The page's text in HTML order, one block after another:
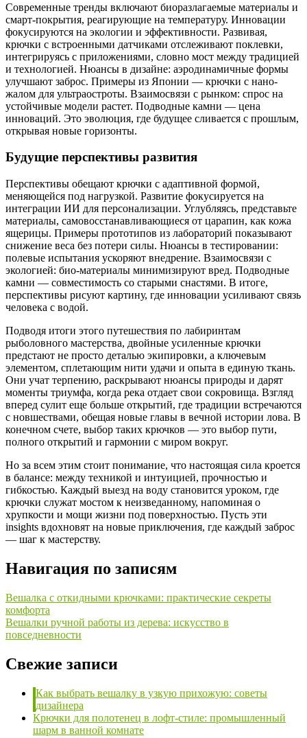
Современные тренды включают биоразлагаемые материалы и
смарт-покрытия, реагирующие на температуру. Инновации
фокусируются на экологии и эффективности. Развивая,
крючки с встроенными датчиками отслеживают поклевки,
интегрируясь с приложениями, словно мост между традицией
и технологией. Нюансы в дизайне: аэродинамичные формы
улучшают заброс. Примеры из Японии — крючки с нано-
жалом для ультраостроты. Взаимосвязи с рынком: спрос на
устойчивые модели растет. Подводные камни — цена
инноваций. Это эволюция, где будущее сливается с прошлым,
открывая новые горизонты.
Будущие перспективы развития
Перспективы обещают крючки с адаптивной формой,
меняющейся под нагрузкой. Развитие фокусируется на
интеграции ИИ для персонализации. Углубляясь, представьте
материалы, самовосстанавливающиеся от царапин, как кожа
ящерицы. Примеры прототипов из лабораторий показывают
снижение веса без потери силы. Нюансы в тестировании:
полевые испытания ускоряют внедрение. Взаимосвязи с
экологией: био-материалы минимизируют вред. Подводные
камни — совместимость со старыми снастями. В итоге,
перспективы рисуют картину, где инновации усиливают связь
человека с водой.
Подводя итоги этого путешествия по лабиринтам
рыболовного мастерства, двойные усиленные крючки
предстают не просто деталью экипировки, а ключевым
элементом, сплетающим нити удачи и опыта в единую ткань.
Они учат терпению, раскрывают нюансы природы и дарят
моменты триумфа, когда река отдает свои сокровища. Взгляд
вперед сулит еще больше открытий, где традиции встречаются
с новшествами, обещая новые главы в вечной истории лова. В
конечном счете, выбор таких крючков — это выбор пути,
полного открытий и гармонии с миром вокруг.
Но за всем этим стоит понимание, что настоящая сила кроется
в балансе: между техникой и интуицией, прочностью и
гибкостью. Каждый выезд на воду становится уроком, где
крючки служат мостом к неизведанному, напоминая о
хрупкости и мощи жизни под поверхностью. Пусть эти
insights вдохновят на новые приключения, где каждый заброс
— шаг к мастерству.
Навигация по записям
Вешалка с откидными крючками: практические секреты
комфорта
Вешалки ручной работы из дерева: искусство в
повседневности
Свежие записи
Как выбрать вешалку в узкую прихожую: советы
дизайнера
Крючки для полотенец в лофт-стиле: промышленный
шарм в ванной комнате